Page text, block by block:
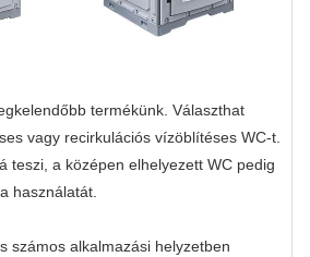
termékünk. Választhat
vagy recirkulációs vízöblítéses WC-t.
teszi, a középen elhelyezett WC pedig
használatát.
számos alkalmazási helyzetben